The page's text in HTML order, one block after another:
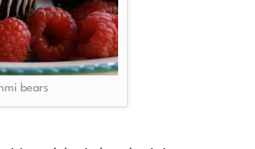
bears